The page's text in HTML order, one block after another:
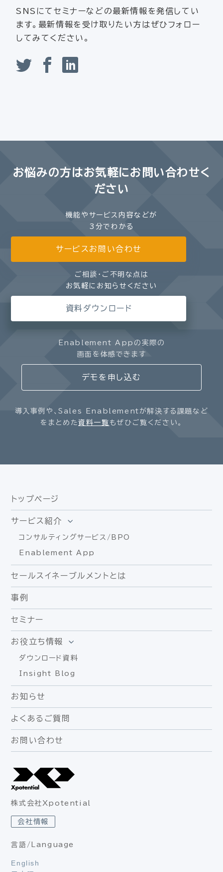
SNSにてセミナーなどの最新情報を発信してい
ます。最新情報を受け取りたい方はぜひフォロー
してみてください。
お悩みの方はお気軽にお問い合わせく
ださい
機能やサービス内容などが
3分でわかる
サービスお問い合わせ
ご相談・ご不明な点は
お気軽にお知らせください
資料ダウンロード
Enablement Appの実際の
画面を体感できます
デモを申し込む
導入事例や、Sales Enablementが解決する課題など
をまとめた資料一覧 もぜひご覧ください。
トップページ
サービス紹介
コンサルティングサービス/BPO
Enablement App
セールスイネーブルメントとは
事例
セミナー
お役立ち情報
ダウンロード資料
Insight Blog
お知らせ
よくあるご質問
お問い合わせ
株式会社Xpotential
会社情報
言語/Language
English